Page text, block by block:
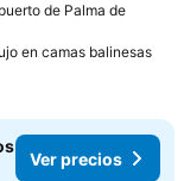
de Palma de
en camas balinesas
Ver precios